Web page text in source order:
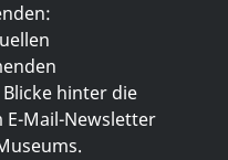
hinter die
E-Mail-Newsletter